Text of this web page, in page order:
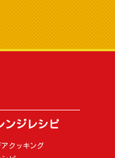
ンジレシピ
クッキング